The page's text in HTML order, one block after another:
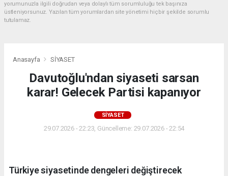
yorumunuzla ilgili doğrudan veya dolaylı tüm sorumluluğu tek başınıza
üstleniyorsunuz. Yazılan tüm yorumlardan site yönetimi hiçbir şekilde sorumlu
tutulamaz.
Anasayfa SİYASET
Davutoğlu'ndan siyaseti sarsan
karar! Gelecek Partisi kapanıyor
SİYASET
29.07.2026 - 22:23, Güncelleme: 29.07.2026 - 22:54
Türkiye siyasetinde dengeleri değiştirecek